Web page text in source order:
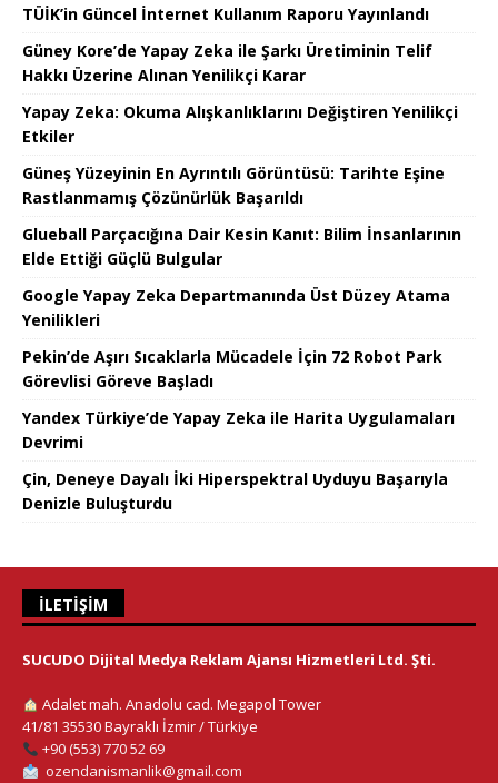
TÜİK’in Güncel İnternet Kullanım Raporu Yayınlandı
Güney Kore’de Yapay Zeka ile Şarkı Üretiminin Telif
Hakkı Üzerine Alınan Yenilikçi Karar
Yapay Zeka: Okuma Alışkanlıklarını Değiştiren Yenilikçi
Etkiler
Güneş Yüzeyinin En Ayrıntılı Görüntüsü: Tarihte Eşine
Rastlanmamış Çözünürlük Başarıldı
Glueball Parçacığına Dair Kesin Kanıt: Bilim İnsanlarının
Elde Ettiği Güçlü Bulgular
Google Yapay Zeka Departmanında Üst Düzey Atama
Yenilikleri
Pekin’de Aşırı Sıcaklarla Mücadele İçin 72 Robot Park
Görevlisi Göreve Başladı
Yandex Türkiye’de Yapay Zeka ile Harita Uygulamaları
Devrimi
Çin, Deneye Dayalı İki Hiperspektral Uyduyu Başarıyla
Denizle Buluşturdu
İLETIŞIM
SUCUDO Dijital Medya Reklam Ajansı Hizmetleri Ltd. Şti.
Adalet mah. Anadolu cad. Megapol Tower
41/81 35530 Bayraklı İzmir / Türkiye
+90 (553) 770 52 69
ozendanismanlik@gmail.com